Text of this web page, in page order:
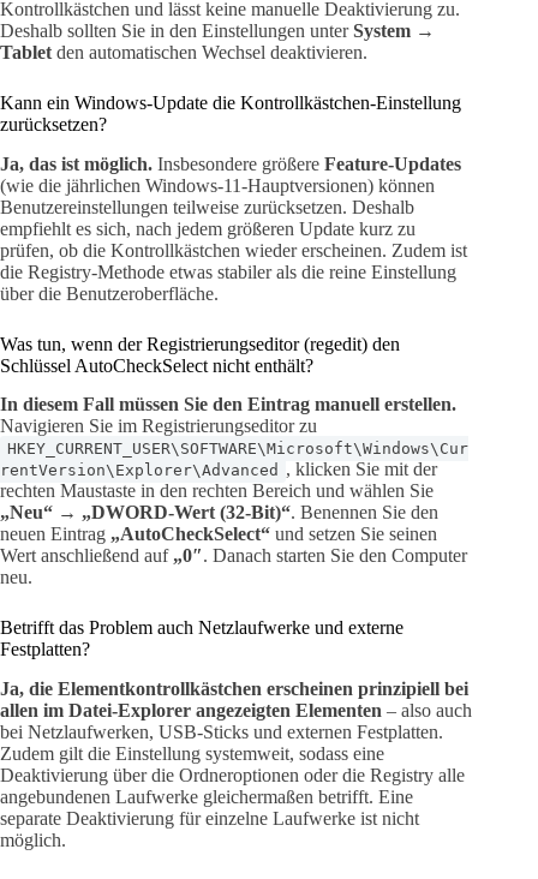
Kontrollkästchen und lässt keine manuelle Deaktivierung zu.
Deshalb sollten Sie in den Einstellungen unterSystem →
Tablet den automatischen Wechsel deaktivieren.
Kann ein Windows-Update die Kontrollkästchen-Einstellung
zurücksetzen?
Ja, das ist möglich. Insbesondere größere Feature-Updates
(wie die jährlichen Windows-11-Hauptversionen) können
Benutzereinstellungen teilweise zurücksetzen. Deshalb
empfiehlt es sich, nach jedem größeren Update kurz zu
prüfen, ob die Kontrollkästchen wieder erscheinen. Zudem ist
die Registry-Methode etwas stabiler als die reine Einstellung
über die Benutzeroberfläche.
Was tun, wenn der Registrierungseditor (regedit) den
Schlüssel AutoCheckSelect nicht enthält?
In diesem Fall müssen Sie den Eintrag manuell erstellen.
Navigieren Sie im Registrierungseditor zu
HKEY_CURRENT_USER\SOFTWARE\Microsoft\Windows\Cur
rentVersion\Explorer\Advanced , klicken Sie mit der
rechten Maustaste in den rechten Bereich und wählen Sie
„Neu“ → „DWORD-Wert (32-Bit)“. Benennen Sie den
neuen Eintrag „AutoCheckSelect“ und setzen Sie seinen
Wert anschließend auf „0″. Danach starten Sie den Computer
neu.
Betrifft das Problem auch Netzlaufwerke und externe
Festplatten?
Ja, die Elementkontrollkästchen erscheinen prinzipiell bei
allen im Datei-Explorer angezeigten Elementen – also auch
bei Netzlaufwerken, USB-Sticks und externen Festplatten.
Zudem gilt die Einstellung systemweit, sodass eine
Deaktivierung über die Ordneroptionen oder die Registry alle
angebundenen Laufwerke gleichermaßen betrifft. Eine
separate Deaktivierung für einzelne Laufwerke ist nicht
möglich.